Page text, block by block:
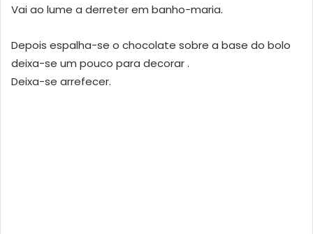
Vai ao lume a derreter em banho-maria.
Depois espalha-se o chocolate sobre a base do bolo
deixa-se um pouco para decorar .
Deixa-se arrefecer.